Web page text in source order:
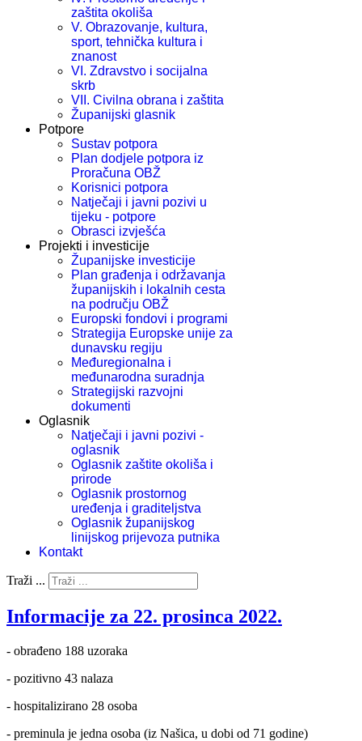
zaštita okoliša
V. Obrazovanje, kultura,
sport, tehnička kultura i
znanost
VI. Zdravstvo i socijalna
skrb
VII. Civilna obrana i zaštita
Županijski glasnik
Potpore
Sustav potpora
Plan dodjele potpora iz
Proračuna OBŽ
Korisnici potpora
Natječaji i javni pozivi u
tijeku - potpore
Obrasci izvješća
Projekti i investicije
Županijske investicije
Plan građenja i održavanja
županijskih i lokalnih cesta
na području OBŽ
Europski fondovi i programi
Strategija Europske unije za
dunavsku regiju
Međuregionalna i
međunarodna suradnja
Strategijski razvojni
dokumenti
Oglasnik
Natječaji i javni pozivi -
oglasnik
Oglasnik zaštite okoliša i
prirode
Oglasnik prostornog
uređenja i graditeljstva
Oglasnik županijskog
linijskog prijevoza putnika
Kontakt
Traži ...
Informacije za 22. prosinca 2022.
- obrađeno 188 uzoraka
- pozitivno 43 nalaza
- hospitalizirano 28 osoba
- preminula je jedna osoba (iz Našica, u dobi od 71 godine)